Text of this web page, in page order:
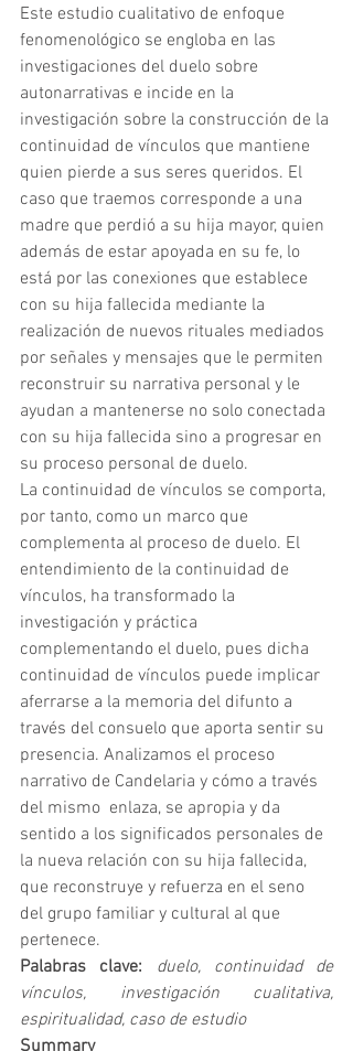
Este estudio cualitativo de enfoque
fenomenológico se engloba en las
investigaciones del duelo sobre
autonarrativas e incide en la
investigación sobre la construcción de la
continuidad de vínculos que mantiene
quien pierde a sus seres queridos. El
caso que traemos corresponde a una
madre que perdió a su hija mayor, quien
además de estar apoyada en su fe, lo
está por las conexiones que establece
con su hija fallecida mediante la
realización de nuevos rituales mediados
por señales y mensajes que le permiten
reconstruir su narrativa personal y le
ayudan a mantenerse no solo conectada
con su hija fallecida sino a progresar en
su proceso personal de duelo.
La continuidad de vínculos se comporta,
por tanto, como un marco que
complementa al proceso de duelo. El
entendimiento de la continuidad de
vínculos, ha transformado la
investigación y práctica
complementando el duelo, pues dicha
continuidad de vínculos puede implicar
aferrarse a la memoria del difunto a
través del consuelo que aporta sentir su
presencia. Analizamos el proceso
narrativo de Candelaria y cómo a través
del mismo  enlaza, se apropia y da
sentido a los significados personales de
la nueva relación con su hija fallecida,
que reconstruye y refuerza en el seno
del grupo familiar y cultural al que
pertenece.
Palabras clave: duelo, continuidad de
vínculos, investigación cualitativa,
espiritualidad, caso de estudio
Summary